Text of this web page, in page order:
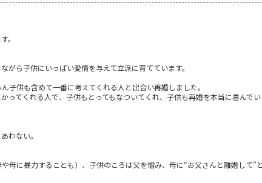
。
がら子供にいっぱい愛情を与えて立派に育てています。
子供も含めて一番に考えてくれる人と出合い再婚しました。
ってくれる人で、子供もとってもなついてくれ、子供も再婚を本当に喜んでい
わない。
母に暴力することも）、子供のころは父を憎み、母に“お父さんと離婚して”